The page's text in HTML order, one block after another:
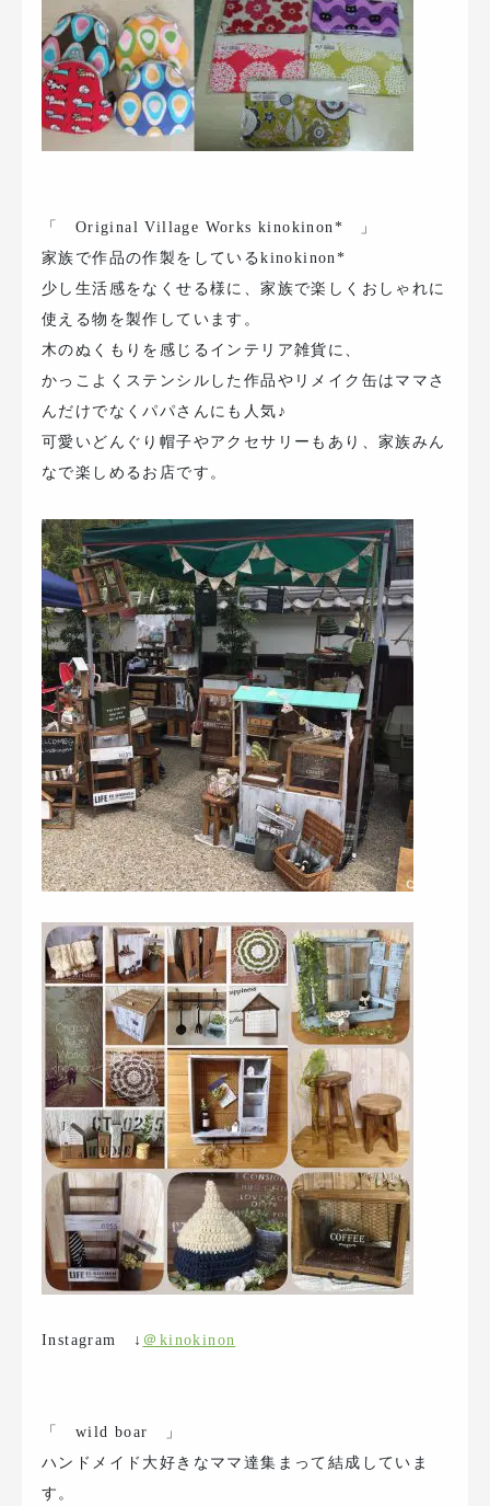
「 Original Village Works kinokinon* 」
家族で作品の作製をしているkinokinon*
少し生活感をなくせる様に、家族で楽しくおしゃれに
使える物を製作しています。
木のぬくもりを感じるインテリア雑貨に、
かっこよくステンシルした作品やリメイク缶はママさ
んだけでなくパパさんにも人気♪
可愛いどんぐり帽子やアクセサリーもあり、家族みん
なで楽しめるお店です。
Instagram ↓ ＠kinokinon
「 wild boar 」
ハンドメイド大好きなママ達集まって結成していま
す。